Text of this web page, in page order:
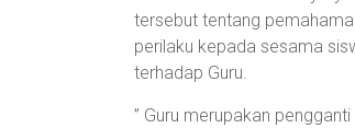
tersebut tentang
perilaku kepada sesama
terhadap Guru.
” Guru merupakan